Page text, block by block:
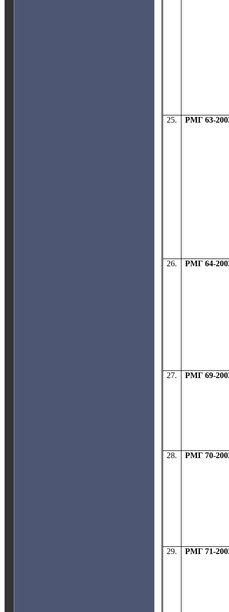
25. РМГ 63-
26. РМГ 64-
27. РМГ 69-
28. РМГ 70-
29. РМГ 71-